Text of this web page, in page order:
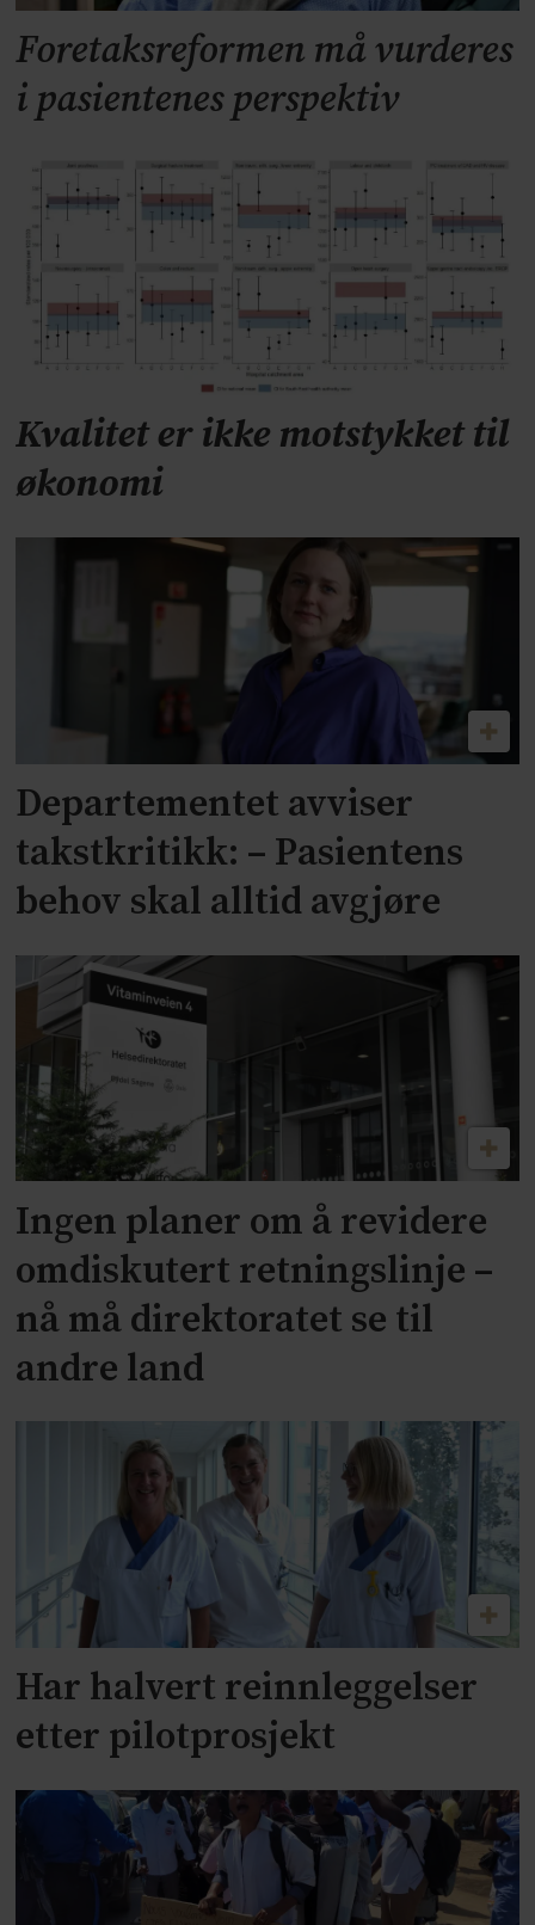
Foretaksreformen må vurderes
i pasientenes perspektiv
Kvalitet er ikke motstykket til
økonomi
Departementet avviser
takstkritikk: – Pasientens
behov skal alltid avgjøre
Ingen planer om å revidere
omdiskutert retningslinje –
nå må direktoratet se til
andre land
Har halvert reinnleggelser
etter pilotprosjekt